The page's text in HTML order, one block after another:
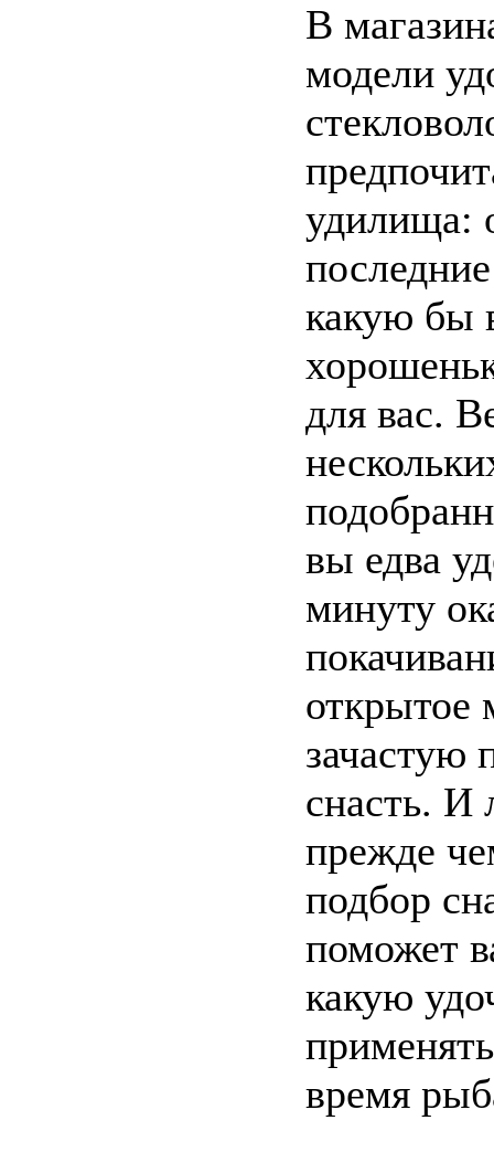
В
модели
удилища:
какую бы
для вас.
вы едва
минуту
открытое
зачастую
снасть. И
прежде
подбор
поможет
какую
время